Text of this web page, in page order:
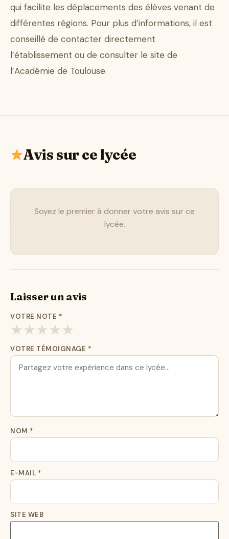
qui facilite les déplacements des élèves venant de
différentes régions. Pour plus d’informations, il est
conseillé de contacter directement
l’établissement ou de consulter le site de
l’Académie de Toulouse.
Avis sur ce lycée
Soyez le premier à donner votre avis sur ce
lycée.
Laisser un avis
VOTRE NOTE *
★★★★★
VOTRE TÉMOIGNAGE *
NOM *
E-MAIL *
SITE WEB